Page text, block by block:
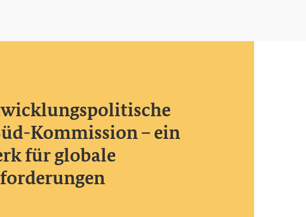
Kommission – ein
für globale